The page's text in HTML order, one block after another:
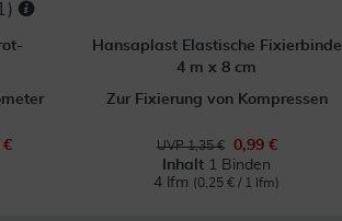
)
€
Hansaplast Elastische Fixierbinde
4 m x 8 cm
Zur Fixierung von Kompressen
UVP 1,35 €
0,99 €
Inhalt 1 Binden
4 lfm (0,25 € / 1 lfm)